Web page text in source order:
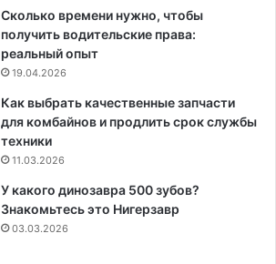
Сколько времени нужно, чтобы
получить водительские права:
реальный опыт
19.04.2026
Как выбрать качественные запчасти
для комбайнов и продлить срок службы
техники
11.03.2026
У какого динозавра 500 зубов?
Знакомьтесь это Нигерзавр
03.03.2026